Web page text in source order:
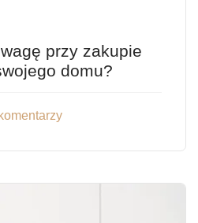
przy zakupie
domu?